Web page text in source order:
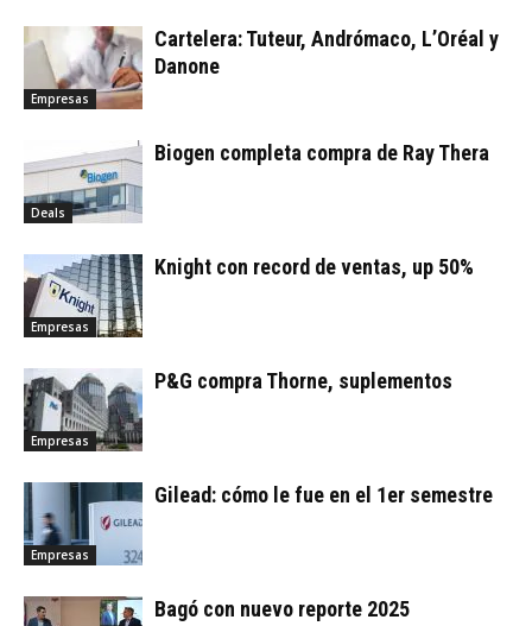
Empresas
Cartelera: Tuteur, Andrómaco, L’Oréal y
Danone
Deals
Biogen completa compra de Ray Thera
Empresas
Knight con record de ventas, up 50%
Empresas
P&G compra Thorne, suplementos
Empresas
Gilead: cómo le fue en el 1er semestre
Bagó con nuevo reporte 2025